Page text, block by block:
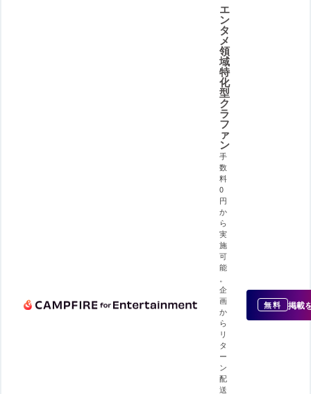
エ
ン
タ
メ
領
域
特
化
型
ク
ラ
フ
ァ
ン
手
数
料
0
円
か
ら
実
施
可
能
企
画
か
ら
リ
タ
ー
ン
配
送
無料 掲載